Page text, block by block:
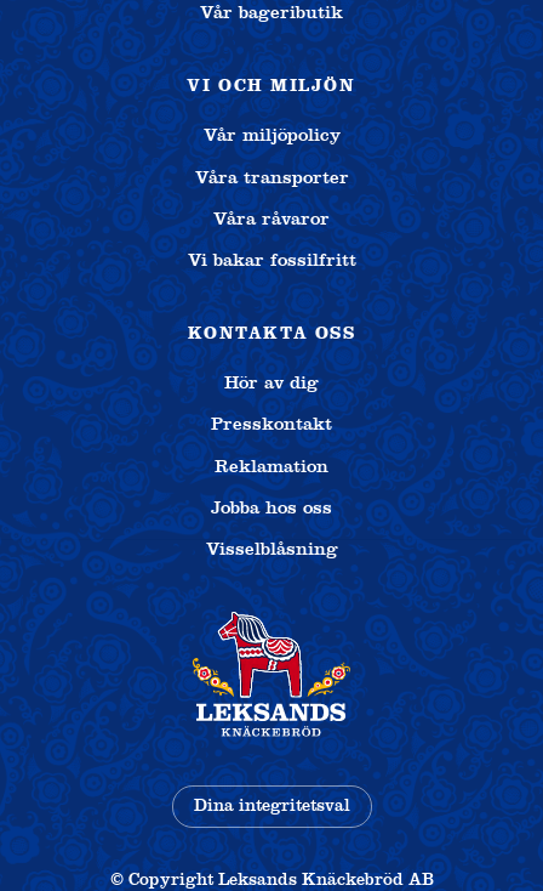
Vår bageributik
VI OCH MILJÖN
Vår miljöpolicy
Våra transporter
Våra råvaror
Vi bakar fossilfritt
KONTAKTA OSS
Hör av dig
Presskontakt
Reklamation
Jobba hos oss
Visselblåsning
Dina integritetsval
© Copyright Leksands Knäckebröd AB-Utvecklad